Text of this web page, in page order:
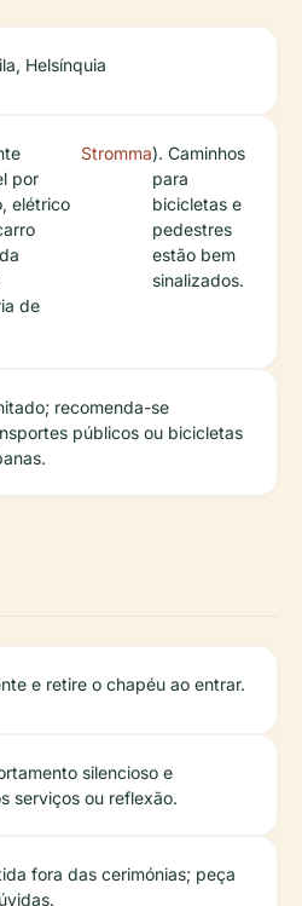
Helsínquia
por
elétrico
de
Stromma). Caminhos
para
bicicletas e
pedestres
estão bem
sinalizados.
recomenda-se
públicos ou bicicletas
e retire o chapéu ao entrar.
silencioso e
serviços ou reflexão.
fora das cerimónias; peça